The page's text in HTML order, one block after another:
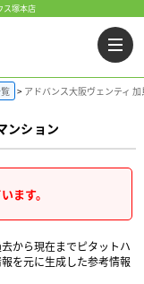
ス塚本店
アドバンス大阪ヴェンティ
ンション
ます。
から現在までピタットハ
を元に生成した参考情報